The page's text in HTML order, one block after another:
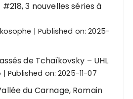
3 nouvelles séries à
Published on: 2025-
de Tchaïkovsky – UHL
Published on: 2025-11-07
du Carnage, Romain